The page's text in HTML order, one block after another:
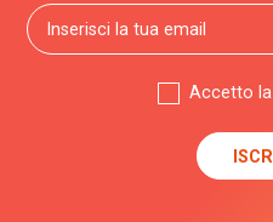
Accetto la